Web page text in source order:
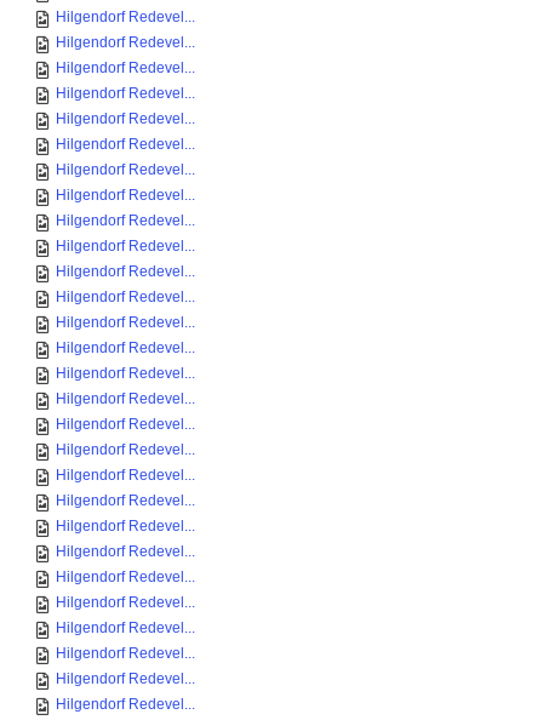
Hilgendorf Redevel...
Hilgendorf Redevel...
Hilgendorf Redevel...
Hilgendorf Redevel...
Hilgendorf Redevel...
Hilgendorf Redevel...
Hilgendorf Redevel...
Hilgendorf Redevel...
Hilgendorf Redevel...
Hilgendorf Redevel...
Hilgendorf Redevel...
Hilgendorf Redevel...
Hilgendorf Redevel...
Hilgendorf Redevel...
Hilgendorf Redevel...
Hilgendorf Redevel...
Hilgendorf Redevel...
Hilgendorf Redevel...
Hilgendorf Redevel...
Hilgendorf Redevel...
Hilgendorf Redevel...
Hilgendorf Redevel...
Hilgendorf Redevel...
Hilgendorf Redevel...
Hilgendorf Redevel...
Hilgendorf Redevel...
Hilgendorf Redevel...
Hilgendorf Redevel...